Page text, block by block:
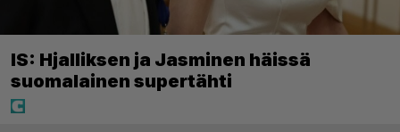
IS: Hjalliksen ja Jasminen häissä
suomalainen supertähti